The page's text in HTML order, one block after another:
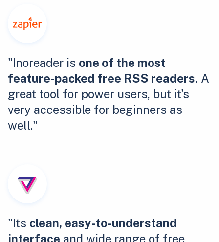
"Inoreader is one of the most
feature-packed free RSS readers. A
great tool for power users, but it's
very accessible for beginners as
well."
"Its clean, easy-to-understand
interface and wide range of free